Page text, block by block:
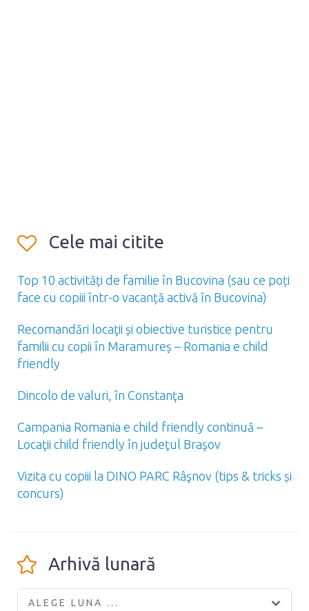
Cele mai citite
Top 10 activități de familie în Bucovina (sau ce poți
face cu copiii într-o vacanță activă în Bucovina)
Recomandări locaţii și obiective turistice pentru
familii cu copii în Maramureș – Romania e child
friendly
Dincolo de valuri, în Constanţa
Campania Romania e child friendly continuă –
Locaţii child friendly în judeţul Braşov
Vizita cu copiii la DINO PARC Râşnov (tips & tricks și
concurs)
Arhivă lunară
ALEGE LUNA ...